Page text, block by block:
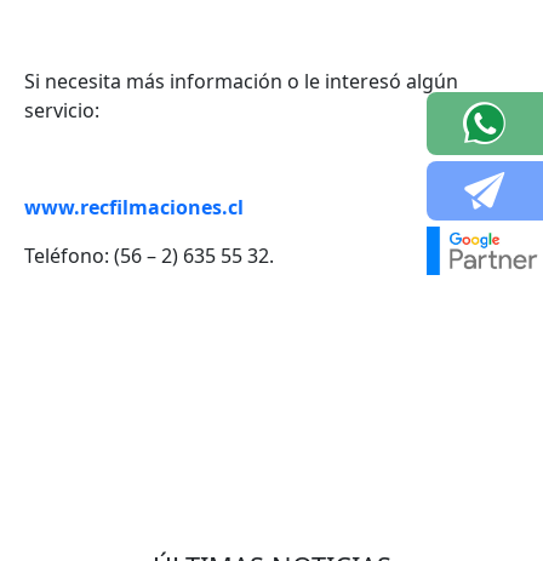
Si necesita más información o le interesó algún
servicio:
www.recfilmaciones.cl
Teléfono: (56 – 2) 635 55 32.